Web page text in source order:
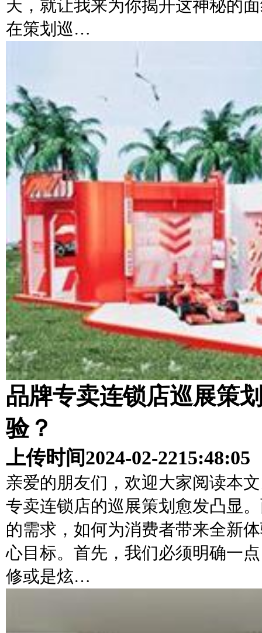
天，就让我来为你揭开这神秘的
在策划巡…
品牌专卖连锁店巡展策
验？
上传时间2024-02-2215:48:05
亲爱的朋友们，欢迎大家阅读本
专卖连锁店的巡展策划愈发凸显
的需求，如何为消费者带来全新
心目标。首先，我们必须明确一
修或是炫…